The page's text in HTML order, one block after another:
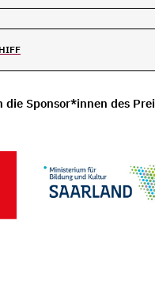
die Sponsor*innen des